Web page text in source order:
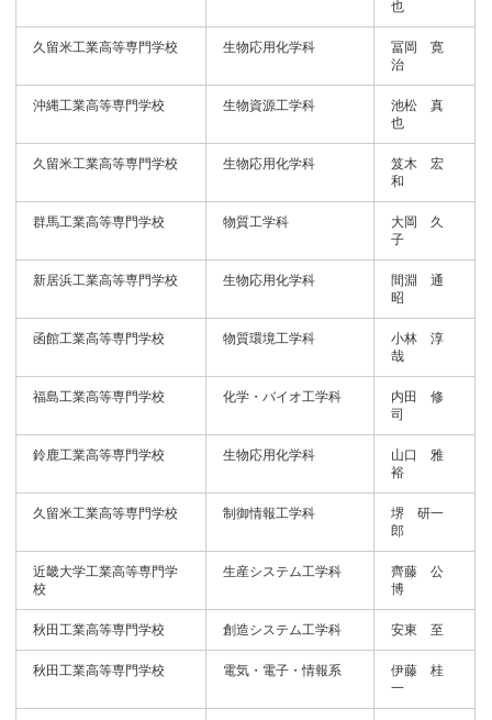
也
久留米工業高等専門学校 生物応用化学科
冨岡 寛
治
沖縄工業高等専門学校 生物資源工学科
池松 真
也
久留米工業高等専門学校 生物応用化学科
笈木 宏
和
群馬工業高等専門学校 物質工学科
大岡 久
子
新居浜工業高等専門学校 生物応用化学科
間淵 通
昭
函館工業高等専門学校 物質環境工学科
小林 淳
哉
福島工業高等専門学校 化学・バイオ工学科
内田 修
司
鈴鹿工業高等専門学校 生物応用化学科
山口 雅
裕
久留米工業高等専門学校 制御情報工学科
堺 研一
郎
近畿大学工業高等専門学
校
生産システム工学科
齊藤 公
博
秋田工業高等専門学校 創造システム工学科 安東 至
秋田工業高等専門学校 電気・電子・情報系
伊藤 桂
一